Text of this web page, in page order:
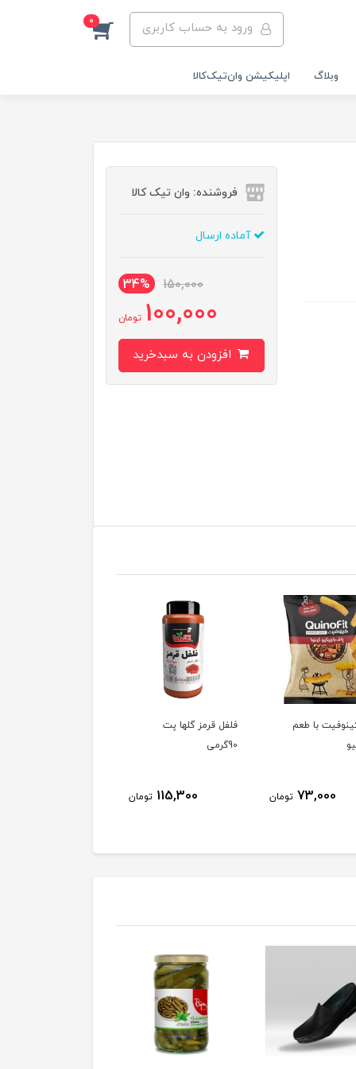
ورود به حساب کاربری 0
وبلاگ اپلیکیشن وان‌تیک‌کالا‌
فروشنده: وان تیک کالا
آماده ارسال
150,000
34%
100,000 تومان
با طعم
73,000 تومان
فلفل قرمز گلها پت
90گرمی
115,300 تومان